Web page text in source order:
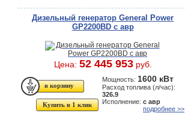
Дизельный генератор General Power
GP2200BD с авр
Цена: 52 445 953руб.
Купить в 1 клик
Мощность: 1600 кВт
Расход топлива (л/час):
326.9
Исполнение: с авр
подробнее >>